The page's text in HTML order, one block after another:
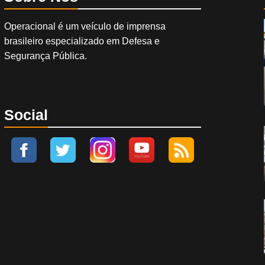
Operacional é um veículo de imprensa
brasileiro especializado em Defesa e
Segurança Pública.
Social